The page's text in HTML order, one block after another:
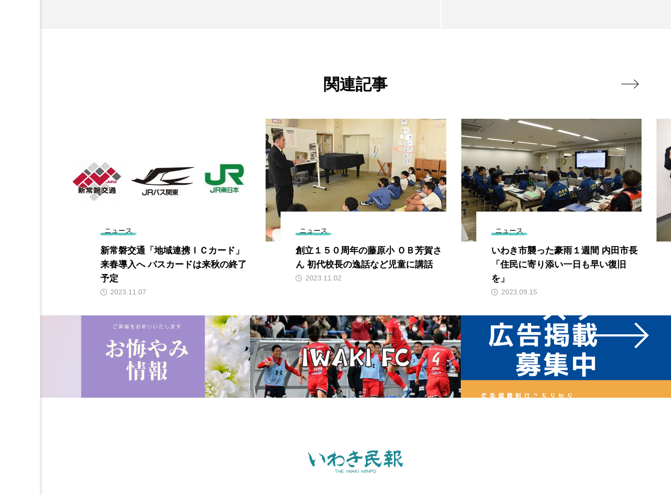
関連記事
ニュース
新常磐交通「地域連携ＩＣカード」
来春導入へ バスカードは来秋の終了
予定
2023.11.07
ニュース
創立１５０周年の藤原小 ＯＢ芳賀さ
ん 初代校長の逸話など児童に講話
2023.11.02
ニュース
いわき市襲った豪雨１週間 内田市長
「住民に寄り添い一日も早い復旧
を」
2023.09.15
